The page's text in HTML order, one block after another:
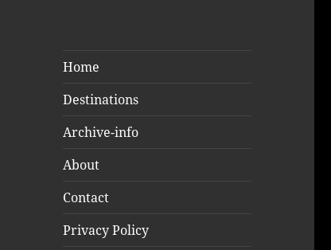
Home
Destinations
Archive-info
About
Contact
Privacy Policy